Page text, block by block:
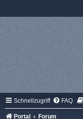
Schnellzugriff FAQ
Portal Forum